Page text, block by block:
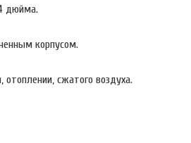
дюйма.
корпусом.
отоплении, сжатого воздуха.